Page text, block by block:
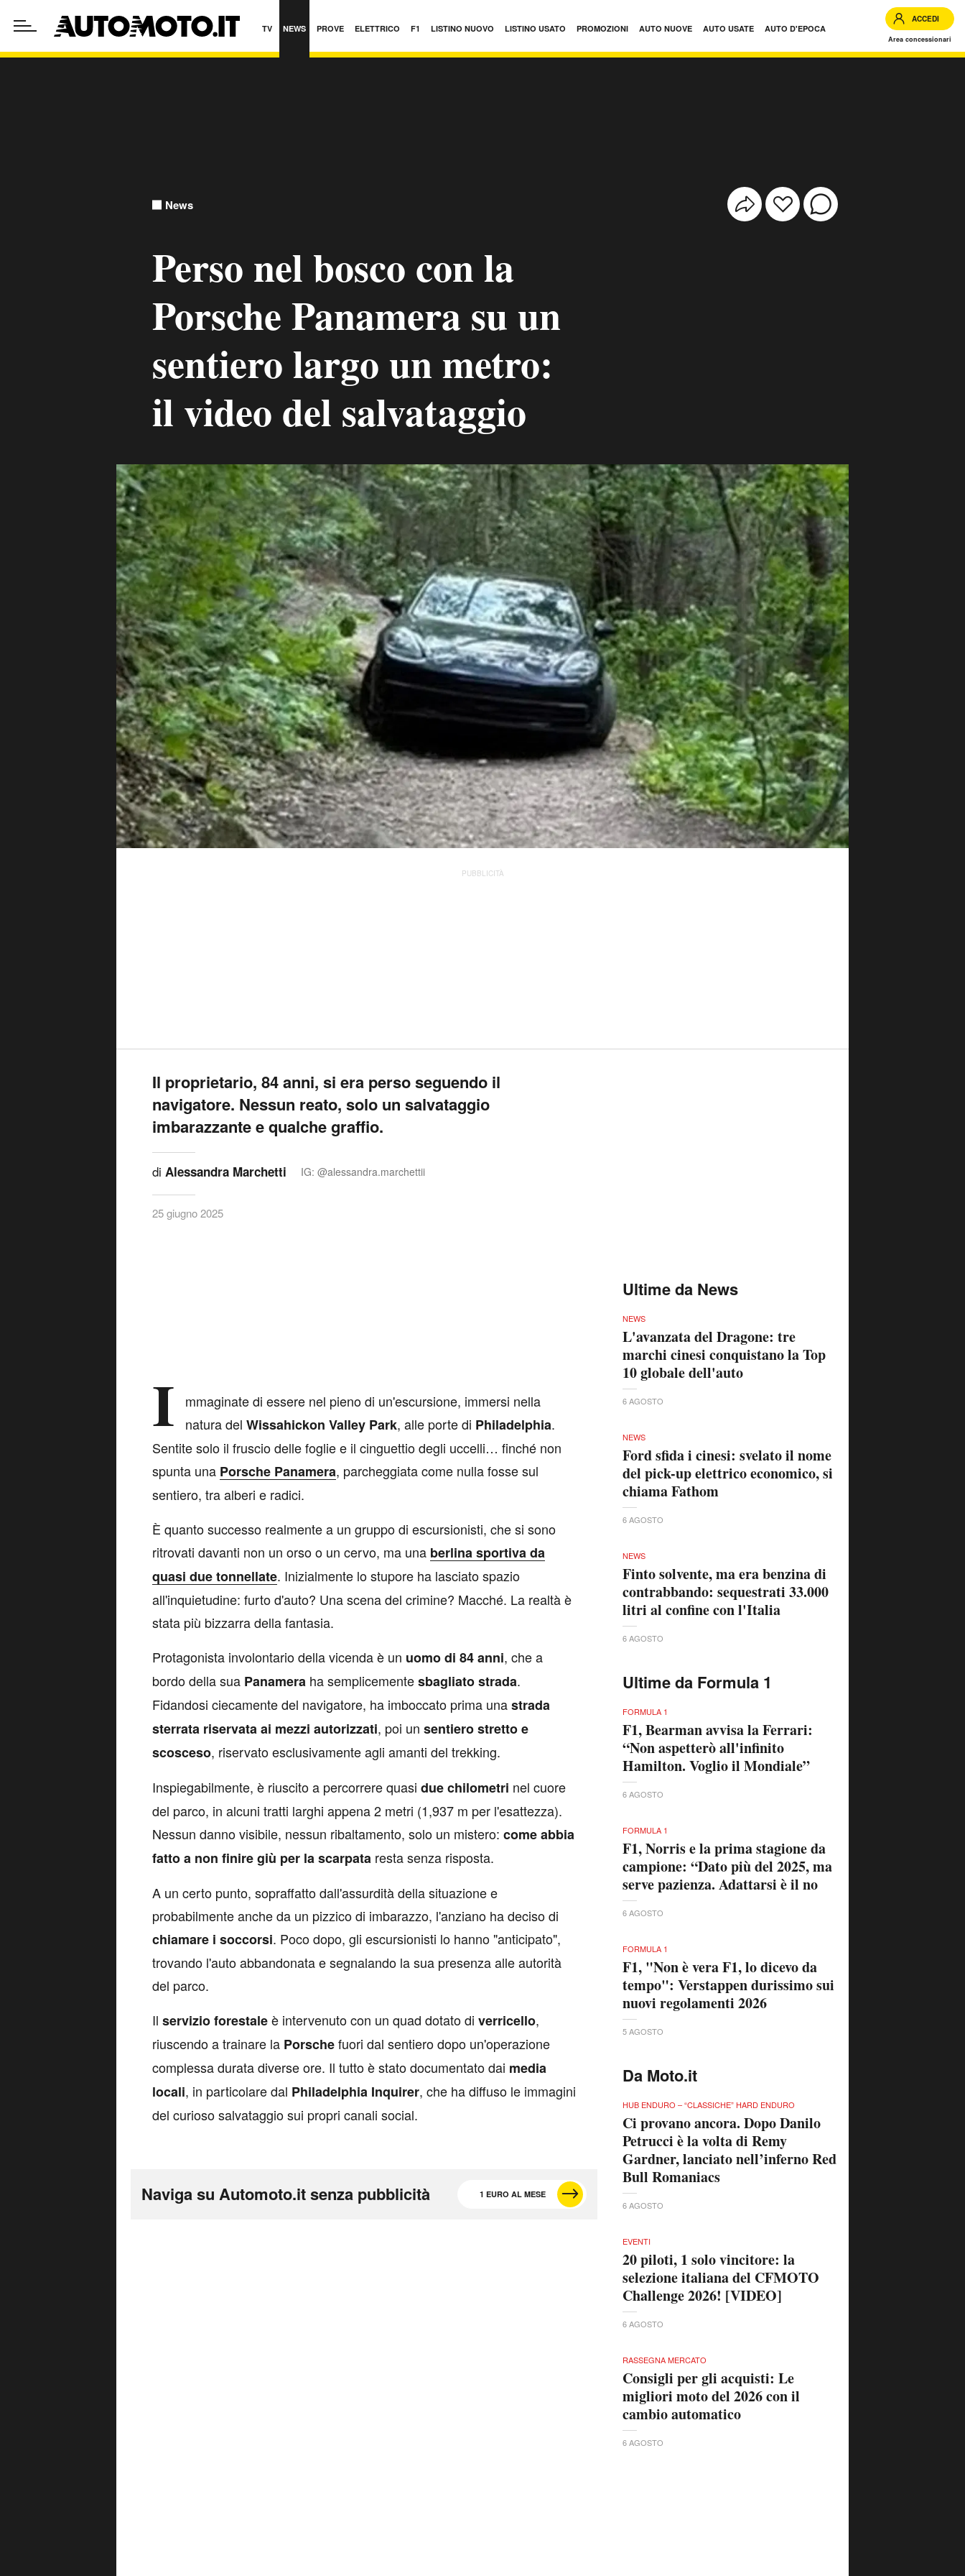
TV NEWS PROVE ELETTRICO F1 LISTINO NUOVO LISTINO USATO PROMOZIONI AUTO NUOVE AUTO USATE AUTO D'EPOCA
ACCEDI
Area concessionari
News
Perso nel bosco con la
Porsche Panamera su un
sentiero largo un metro:
il video del salvataggio
PUBBLICITÀ
Il proprietario, 84 anni, si era perso seguendo il
navigatore. Nessun reato, solo un salvataggio
imbarazzante e qualche graffio.
di Alessandra Marchetti IG: @alessandra.marchettii
25 giugno 2025
I
mmaginate di essere nel pieno di un'escursione, immersi nella
natura del Wissahickon Valley Park, alle porte di Philadelphia.
Sentite solo il fruscio delle foglie e il cinguettio degli uccelli… finché non
spunta una Porsche Panamera, parcheggiata come nulla fosse sul
sentiero, tra alberi e radici.
È quanto successo realmente a un gruppo di escursionisti, che si sono
ritrovati davanti non un orso o un cervo, ma una berlina sportiva da
quasi due tonnellate. Inizialmente lo stupore ha lasciato spazio
all'inquietudine: furto d'auto? Una scena del crimine? Macché. La realtà è
stata più bizzarra della fantasia.
Protagonista involontario della vicenda è un uomo di 84 anni, che a
bordo della sua Panamera ha semplicementesbagliato strada.
Fidandosi ciecamente del navigatore, ha imboccato prima unastrada
sterrata riservata ai mezzi autorizzati, poi un sentiero stretto e
scosceso, riservato esclusivamente agli amanti del trekking.
Inspiegabilmente, è riuscito a percorrere quasi due chilometri nel cuore
del parco, in alcuni tratti larghi appena 2 metri (1,937 m per l'esattezza).
Nessun danno visibile, nessun ribaltamento, solo un mistero: come abbia
fatto a non finire giù per la scarpata resta senza risposta.
A un certo punto, sopraffatto dall'assurdità della situazione e
probabilmente anche da un pizzico di imbarazzo, l'anziano ha deciso di
chiamare i soccorsi. Poco dopo, gli escursionisti lo hanno "anticipato",
trovando l'auto abbandonata e segnalando la sua presenza alle autorità
del parco.
Il servizio forestaleè intervenuto con un quad dotato di verricello,
riuscendo a trainare la Porschefuori dal sentiero dopo un'operazione
complessa durata diverse ore. Il tutto è stato documentato dai media
locali, in particolare dal Philadelphia Inquirer, che ha diffuso le immagini
del curioso salvataggio sui propri canali social.
Naviga su Automoto.it senza pubblicità 1 EURO AL MESE
Ultime da News
NEWS
L'avanzata del Dragone: tre
marchi cinesi conquistano la Top
10 globale dell'auto
6 AGOSTO
NEWS
Ford sfida i cinesi: svelato il nome
del pick-up elettrico economico, si
chiama Fathom
6 AGOSTO
NEWS
Finto solvente, ma era benzina di
contrabbando: sequestrati 33.000
litri al confine con l'Italia
6 AGOSTO
Ultime da Formula 1
FORMULA 1
F1, Bearman avvisa la Ferrari:
“Non aspetterò all'infinito
Hamilton. Voglio il Mondiale”
6 AGOSTO
FORMULA 1
F1, Norris e la prima stagione da
campione: “Dato più del 2025, ma
serve pazienza. Adattarsi è il no
6 AGOSTO
FORMULA 1
F1, "Non è vera F1, lo dicevo da
tempo": Verstappen durissimo sui
nuovi regolamenti 2026
5 AGOSTO
Da Moto.it
HUB ENDURO – “CLASSICHE” HARD ENDURO
Ci provano ancora. Dopo Danilo
Petrucci è la volta di Remy
Gardner, lanciato nell’inferno Red
Bull Romaniacs
6 AGOSTO
EVENTI
20 piloti, 1 solo vincitore: la
selezione italiana del CFMOTO
Challenge 2026! [VIDEO]
6 AGOSTO
RASSEGNA MERCATO
Consigli per gli acquisti: Le
migliori moto del 2026 con il
cambio automatico
6 AGOSTO